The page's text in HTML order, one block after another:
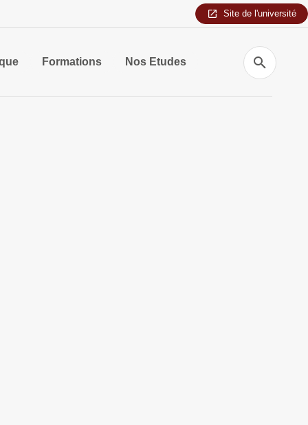
Site de l'université
Formations Nos Etudes
Recherche